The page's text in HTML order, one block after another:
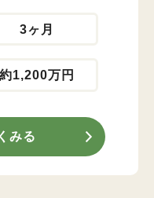
3ヶ月
約1,200万円
みる